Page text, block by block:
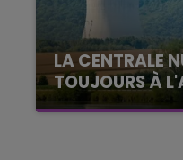
LA CENTRALE
TOUJOURS À
Cela fait déjà
nucléaire
justifiée par la